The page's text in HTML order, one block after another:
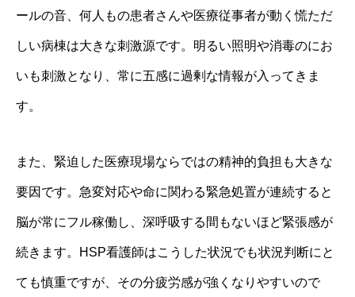
ールの音、何人もの患者さんや医療従事者が動く慌ただ
しい病棟は大きな刺激源です。明るい照明や消毒のにお
いも刺激となり、常に五感に過剰な情報が入ってきま
す。
また、緊迫した医療現場ならではの精神的負担も大きな
要因です。急変対応や命に関わる緊急処置が連続すると
脳が常にフル稼働し、深呼吸する間もないほど緊張感が
続きます。HSP看護師はこうした状況でも状況判断にと
ても慎重ですが、その分疲労感が強くなりやすいので